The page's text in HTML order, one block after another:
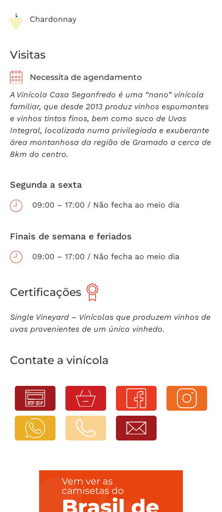
Chardonnay
Visitas
Necessita de agendamento
A Vinícola Casa Seganfredo é uma “nano” vinícola
familiar, que desde 2013 produz vinhos espumantes
e vinhos tintos finos, bem como suco de Uvas
Integral, localizada numa privilegiada e exuberante
área montanhosa da região de Gramado a cerca de
8km do centro.
Segunda a sexta
09:00 – 17:00 / Não fecha ao meio dia
Finais de semana e feriados
09:00 – 17:00 / Não fecha ao meio dia
Certificações
Single Vineyard – Vinícolas que produzem vinhos de
uvas provenientes de um único vinhedo.
Contate a vinícola